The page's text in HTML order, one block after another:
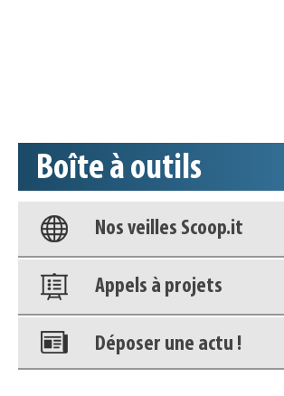
Boîte à outils
Base documentaire
Nos veilles Scoop.it
Appels à projets
Déposer une actu !